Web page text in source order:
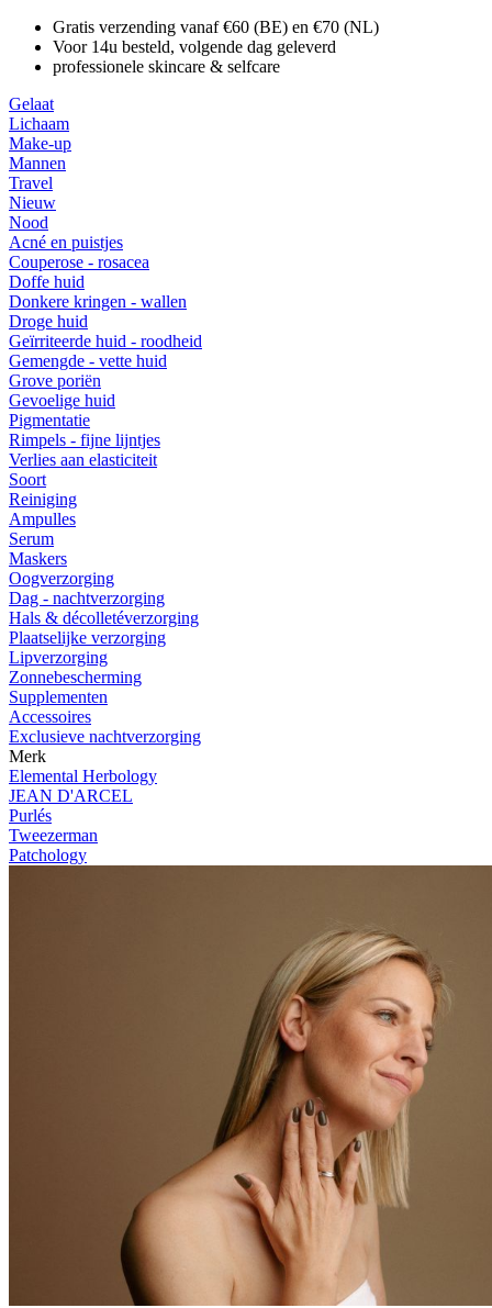
Gratis verzending vanaf €60 (BE) en €70 (NL)
Voor 14u besteld, volgende dag geleverd
professionele skincare & selfcare
Gelaat
Lichaam
Make-up
Mannen
Travel
Nieuw
Nood
Acné en puistjes
Couperose - rosacea
Doffe huid
Donkere kringen - wallen
Droge huid
Geïrriteerde huid - roodheid
Gemengde - vette huid
Grove poriën
Gevoelige huid
Pigmentatie
Rimpels - fijne lijntjes
Verlies aan elasticiteit
Soort
Reiniging
Ampulles
Serum
Maskers
Oogverzorging
Dag - nachtverzorging
Hals & décolletéverzorging
Plaatselijke verzorging
Lipverzorging
Zonnebescherming
Supplementen
Accessoires
Exclusieve nachtverzorging
Merk
Elemental Herbology
JEAN D'ARCEL
Purlés
Tweezerman
Patchology